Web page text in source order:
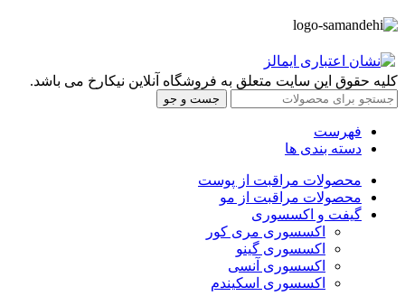
کلیه حقوق این سایت متعلق به فروشگاه آنلاین نیکارخ می باشد.
جست و جو
فهرست
دسته بندی ها
محصولات مراقبت از پوست
محصولات مراقبت از مو
گیفت و اکسسوری
اکسسوری مری کور
اکسسوری گینو
اکسسوری آنسی
اکسسوری اسکیندم